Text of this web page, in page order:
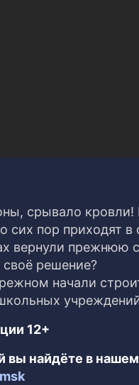
срывало кровли!
пор приходят в
вернули прежнюю
решение?
начали
12+
найдёте в